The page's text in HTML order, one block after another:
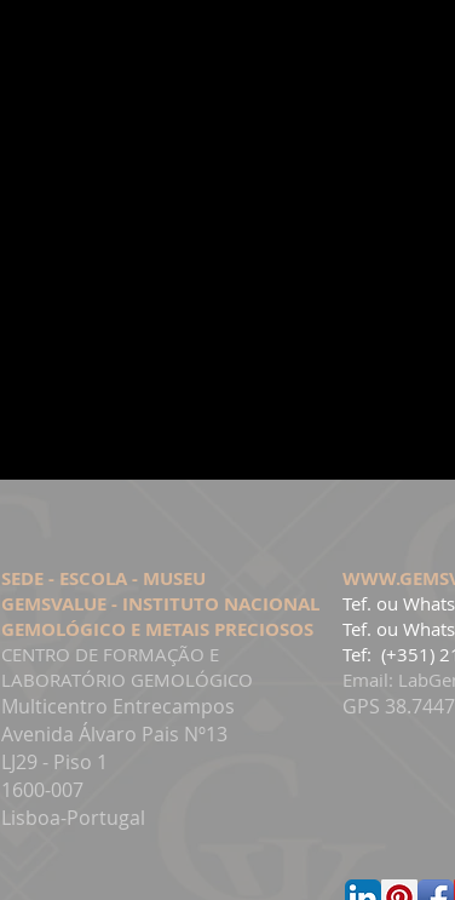
SEDE - ESCOLA - MUSEU
GEMSVALUE - INSTITUTO NACIONAL
GEMOLÓGICO E METAIS PRECIOSOS
CENTRO DE FORMAÇÃO E
LABORATÓRIO GEMOLÓGICO
Multicentro Entrecampos
Avenida Álvaro Pais Nº13
LJ29 - Piso 1
1600-007
Lisboa-Portugal
Tef. ou
Tef. ou
Tef: (+351)
Email:
GPS